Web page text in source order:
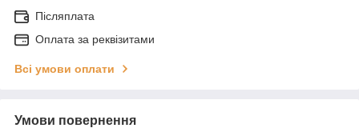
Післяплата
Оплата за реквізитами
Всі умови оплати
Умови повернення